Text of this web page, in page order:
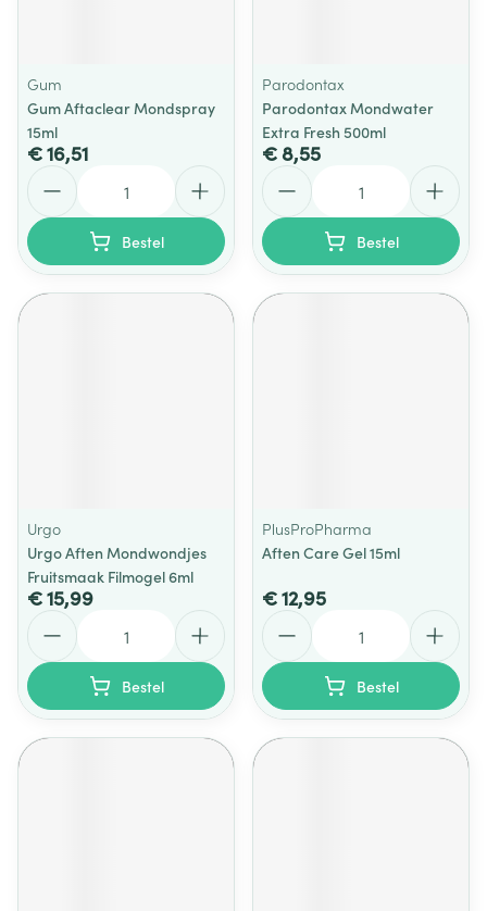
Gum
Gum Aftaclear Mondspray
15ml
€ 16,51
Bestel
Parodontax
Parodontax Mondwater
Extra Fresh 500ml
€ 8,55
Bestel
Urgo
Urgo Aften Mondwondjes
Fruitsmaak Filmogel 6ml
€ 15,99
Bestel
PlusProPharma
Aften Care Gel 15ml
€ 12,95
Bestel